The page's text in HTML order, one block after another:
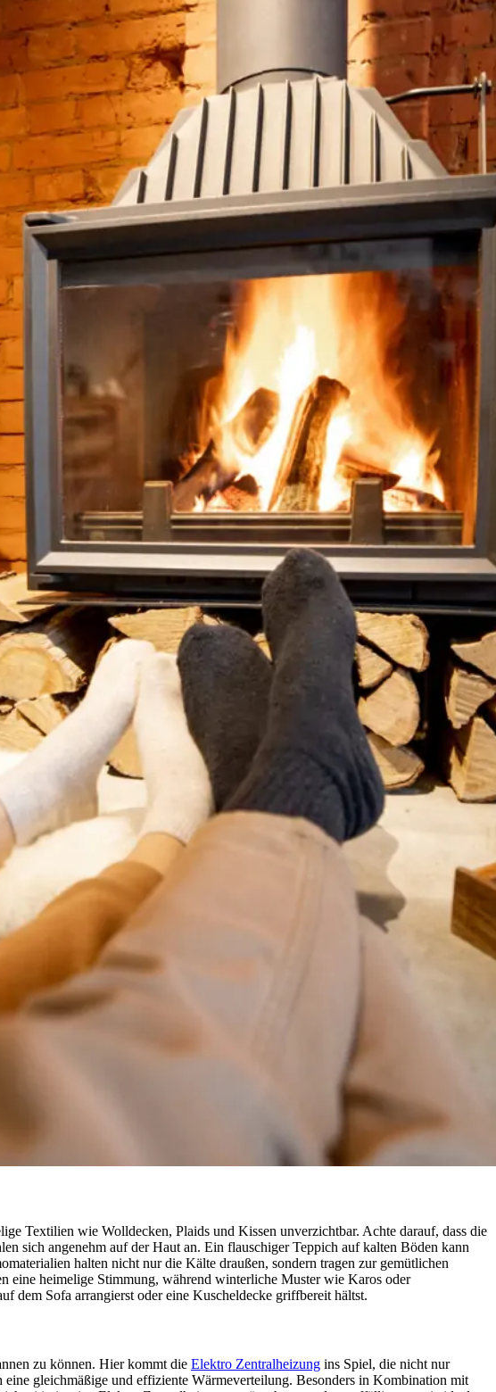
Textilien wie Wolldecken, Plaids und Kissen unverzichtbar. Achte darauf, dass die
sich angenehm auf der Haut an. Ein flauschiger Teppich auf kalten Böden kann
halten nicht nur die Kälte draußen, sondern tragen zur gemütlichen
eine heimelige Stimmung, während winterliche Muster wie Karos oder
dem Sofa arrangierst oder eine Kuscheldecke griffbereit hältst.
zu können. Hier kommt die Elektro Zentralheizung ins Spiel, die nicht nur
gleichmäßige und effiziente Wärmeverteilung. Besonders in Kombination mit